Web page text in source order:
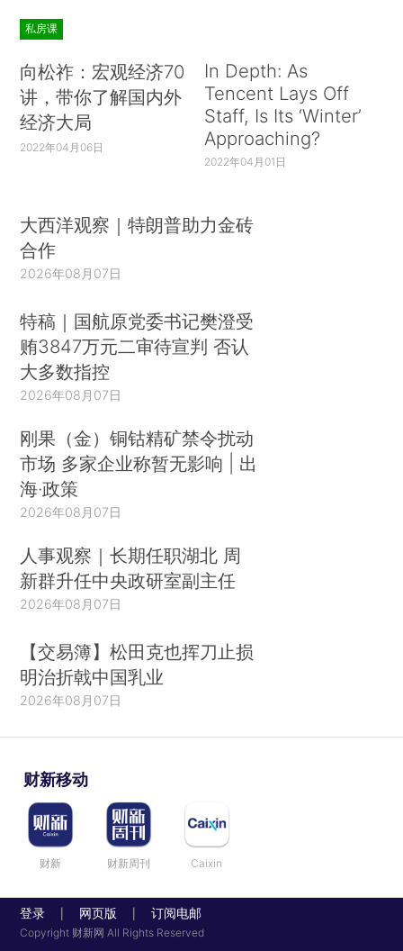
私房课
向松祚：宏观经济70
讲，带你了解国内外
经济大局
2022年04月06日
In Depth: As
Tencent Lays Off
Staff, Is Its ‘Winter’
Approaching?
2022年04月01日
大西洋观察｜特朗普助力金砖
合作
2026年08月07日
特稿｜国航原党委书记樊澄受
贿3847万元二审待宣判 否认
大多数指控
2026年08月07日
刚果（金）铜钴精矿禁令扰动
市场 多家企业称暂无影响 | 出
海·政策
2026年08月07日
人事观察｜长期任职湖北 周
新群升任中央政研室副主任
2026年08月07日
【交易簿】松田克也挥刀止损
明治折戟中国乳业
2026年08月07日
财新移动
财新 财新周刊 Caixin
登录 网页版 订阅电邮
Copyright 财新网 All Rights Reserved